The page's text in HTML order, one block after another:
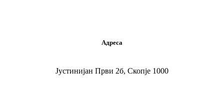
Адреса
Јустинијан Први 2б, Скопје 1000